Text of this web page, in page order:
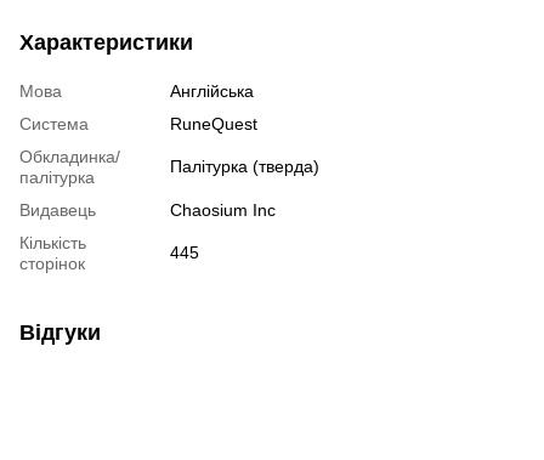
Характеристики
Мова
Англійська
Система
RuneQuest
Обкладинка/
палітурка
Палітурка (тверда)
Видавець
Chaosium Inc
Кількість
сторінок
445
Відгуки